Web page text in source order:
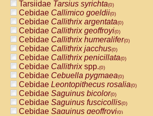
Tarsiidae Tarsius syrichta(0)
Cebidae Callimico goeldii(0)
Cebidae Callithrix argentata(0)
Cebidae Callithrix geoffroyi(0)
Cebidae Callithrix humeralifer(0)
Cebidae Callithrix jacchus(0)
Cebidae Callithrix penicillata(0)
Cebidae Callithrixspp.(0)
Cebidae Cebuella pygmaea(0)
Cebidae Leontopithecus rosalia(0)
Cebidae Saguinus bicolor(0)
Cebidae Saguinus fuscicollis(0)
Cebidae Saguinus geoffroyi(0)